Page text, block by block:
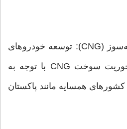
مزیت سیستم‌های دوگانه‌سوز (CNG): توسعه خودروهای
تجاری نیمه‌سنگین با محوریت سوخت CNG با توجه به
کشورهای همسایه مانند پاکستان